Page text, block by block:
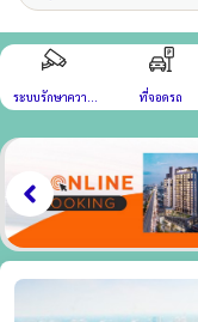
ระบบรักษาความ ที่จอดรถ